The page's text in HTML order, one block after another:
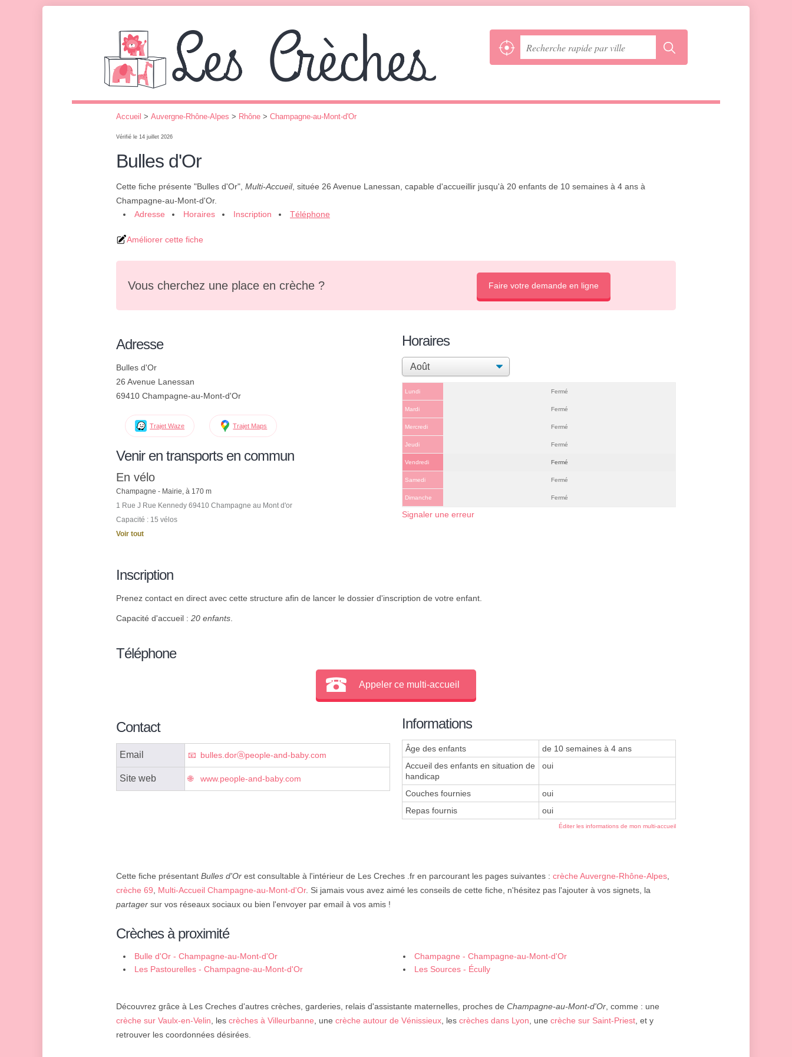
Accueil > Auvergne-Rhône-Alpes > Rhône > Champagne-au-Mont-d'Or
Vérifié le 14 juillet 2026
Bulles d'Or
Cette fiche présente "Bulles d'Or", Multi-Accueil, située 26 Avenue Lanessan, capable d'accueillir jusqu'à 20 enfants de 10 semaines à 4 ans à
Champagne-au-Mont-d'Or.
Adresse
Horaires Inscription Téléphone
Améliorer cette fiche
Vous cherchez une place en crèche ? Faire votre demande en ligne
Adresse
Bulles d'Or
26 Avenue Lanessan
69410 Champagne-au-Mont-d'Or
Trajet Waze Trajet Maps
Venir en transports en commun
En vélo
Champagne - Mairie, à 170 m
1 Rue J Rue Kennedy 69410 Champagne au Mont d'or
Capacité : 15 vélos
Voir tout
Horaires
Lundi Fermé
Mardi Fermé
Mercredi Fermé
Jeudi Fermé
Vendredi Fermé
Samedi Fermé
Dimanche Fermé
Signaler une erreur
Inscription
Prenez contact en direct avec cette structure afin de lancer le dossier d'inscription de votre enfant.
Capacité d'accueil : 20 enfants.
Téléphone
Appeler ce multi-accueil
Contact
Email bulles.dorⓐpeople-and-baby.com
Site web www.people-and-baby.com
Informations
Âge des enfants
de 10 semaines à 4 ans
Accueil des enfants en situation de
handicap
oui
Couches fournies
oui
Repas fournis
oui
Éditer les informations de mon multi-accueil
Cette fiche présentant Bulles d'Or est consultable à l'intérieur de Les Creches .fr en parcourant les pages suivantes : crèche Auvergne-Rhône-Alpes,
crèche 69, Multi-Accueil Champagne-au-Mont-d'Or. Si jamais vous avez aimé les conseils de cette fiche, n'hésitez pas l'ajouter à vos signets, la
partager sur vos réseaux sociaux ou bien l'envoyer par email à vos amis !
Crèches à proximité
Bulle d'Or - Champagne-au-Mont-d'Or
Champagne - Champagne-au-Mont-d'Or
Les Pastourelles - Champagne-au-Mont-d'Or
Les Sources - Écully
Découvrez grâce à Les Creches d'autres crèches, garderies, relais d'assistante maternelles, proches de Champagne-au-Mont-d'Or, comme : une
crèche sur Vaulx-en-Velin, les crèches à Villeurbanne, une crèche autour de Vénissieux, les crèches dans Lyon, une crèche sur Saint-Priest, et y
retrouver les coordonnées désirées.